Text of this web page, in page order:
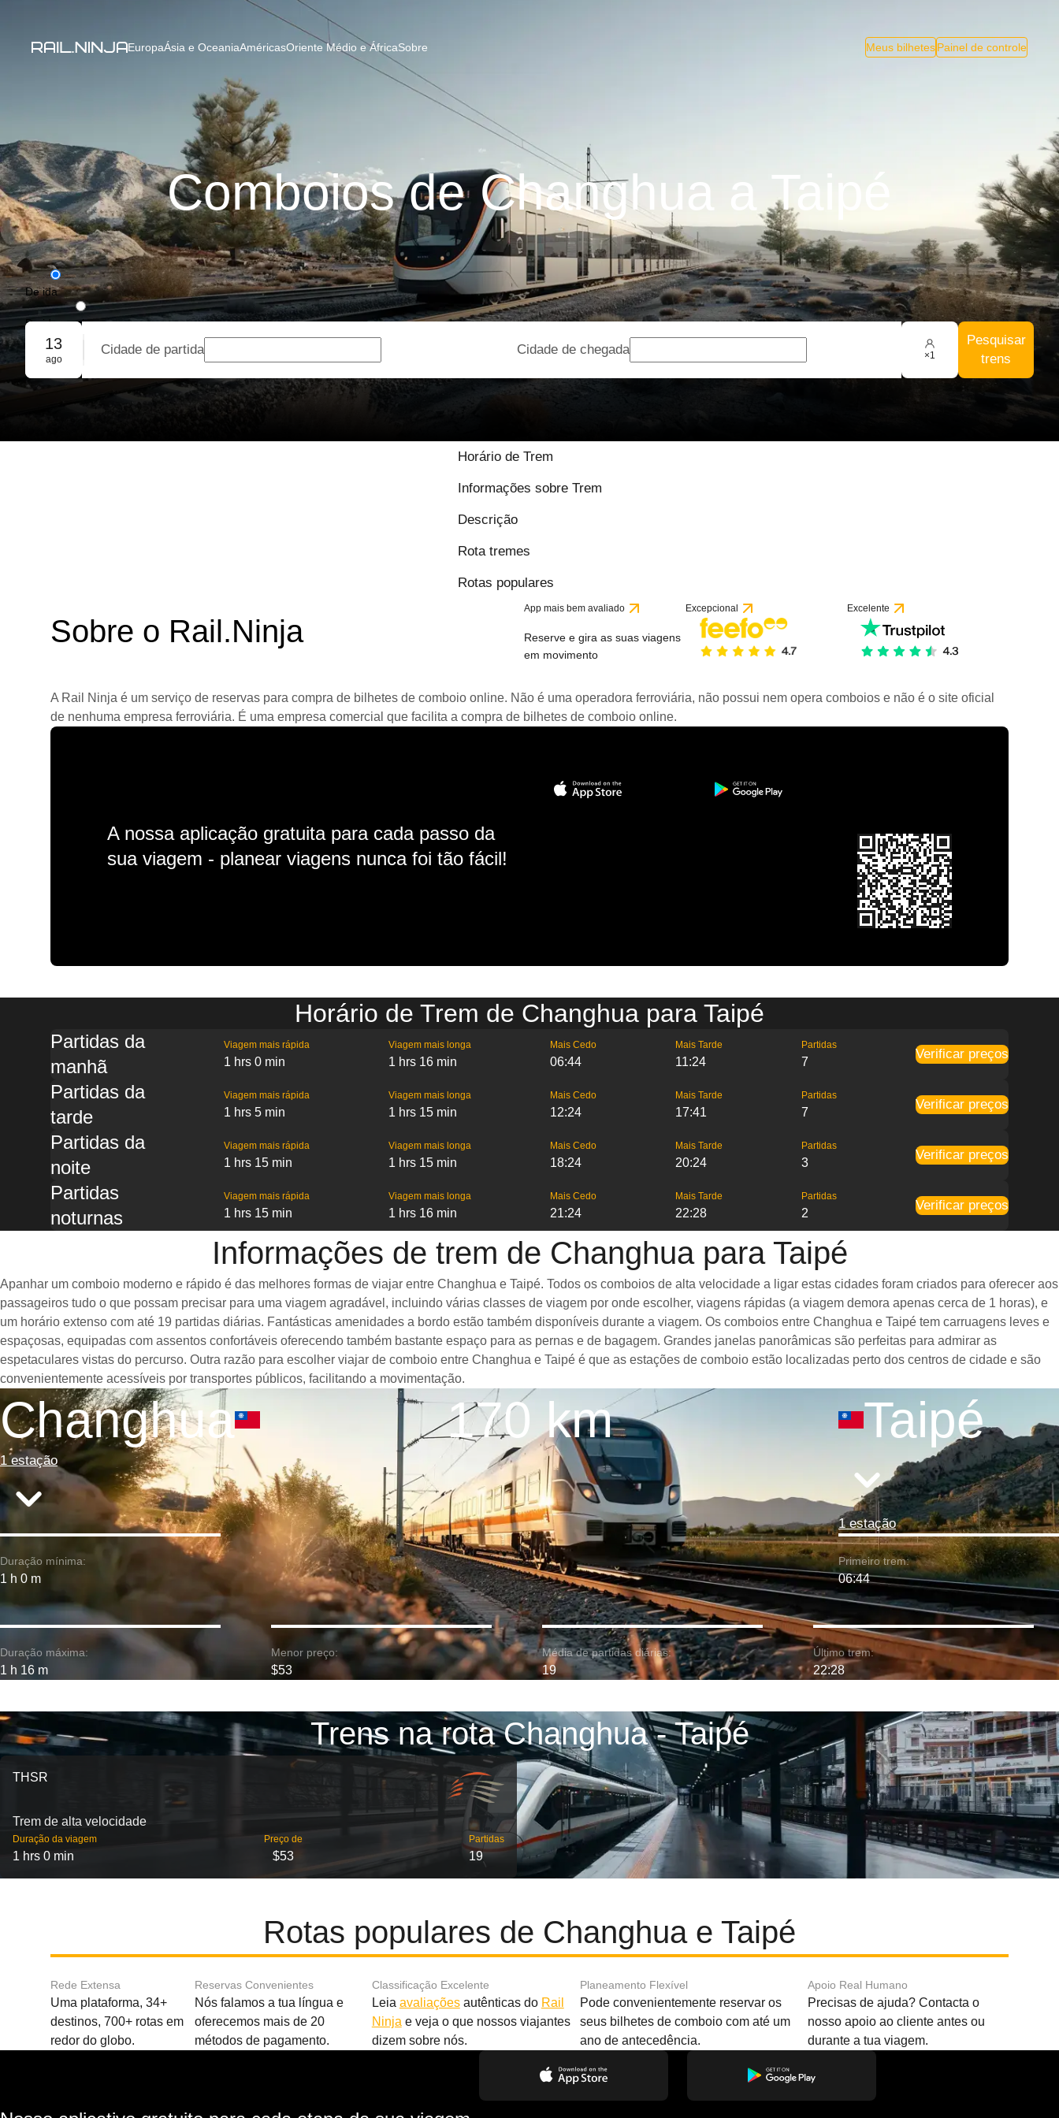
EuropaÁsia e OceaniaAméricasOriente Médio e ÁfricaSobre Meus bilhetesPainel de controle
Comboios de Changhua a Taipé
De ida
De ida e volta
Reserva em grupo
13
ago
Cidade de partida Cidade de chegada ×1
Pesquisar
trens
Horário de Trem
Informações sobre Trem
Descrição
Rota tremes
Rotas populares
Sobre o Rail.Ninja
App mais bem avaliado
Reserve e gira as suas viagens
em movimento
Excepcional Excelente
A Rail Ninja é um serviço de reservas para compra de bilhetes de comboio online. Não é uma operadora ferroviária, não possui nem opera comboios e não é o site oficial
de nenhuma empresa ferroviária. É uma empresa comercial que facilita a compra de bilhetes de comboio online.
A nossa aplicação gratuita para cada passo da
sua viagem - planear viagens nunca foi tão fácil!
Horário de Trem de Changhua para Taipé
Partidas da
manhã
Viagem mais rápida
1 hrs 0 min
Viagem mais longa
1 hrs 16 min
Mais Cedo
06:44
Mais Tarde
11:24
Partidas
7
Verificar preços
Partidas da
tarde
Viagem mais rápida
1 hrs 5 min
Viagem mais longa
1 hrs 15 min
Mais Cedo
12:24
Mais Tarde
17:41
Partidas
7
Verificar preços
Partidas da
noite
Viagem mais rápida
1 hrs 15 min
Viagem mais longa
1 hrs 15 min
Mais Cedo
18:24
Mais Tarde
20:24
Partidas
3
Verificar preços
Partidas
noturnas
Viagem mais rápida
1 hrs 15 min
Viagem mais longa
1 hrs 16 min
Mais Cedo
21:24
Mais Tarde
22:28
Partidas
2
Verificar preços
Informações de trem de Changhua para Taipé
Apanhar um comboio moderno e rápido é das melhores formas de viajar entre Changhua e Taipé. Todos os comboios de alta velocidade a ligar estas cidades foram criados para oferecer aos
passageiros tudo o que possam precisar para uma viagem agradável, incluindo várias classes de viagem por onde escolher, viagens rápidas (a viagem demora apenas cerca de 1 horas), e
um horário extenso com até 19 partidas diárias. Fantásticas amenidades a bordo estão também disponíveis durante a viagem. Os comboios entre Changhua e Taipé tem carruagens leves e
espaçosas, equipadas com assentos confortáveis oferecendo também bastante espaço para as pernas e de bagagem. Grandes janelas panorâmicas são perfeitas para admirar as
espetaculares vistas do percurso. Outra razão para escolher viajar de comboio entre Changhua e Taipé é que as estações de comboio estão localizadas perto dos centros de cidade e são
convenientemente acessíveis por transportes públicos, facilitando a movimentação.
Changhua
1 estação
170 km Taipé
1 estação
Duração mínima:
1 h 0 m
Primeiro trem:
06:44
Duração máxima:
1 h 16 m
Menor preço:
$53
Média de partidas diárias:
19
Último trem:
22:28
Trens na rota Changhua - Taipé
THSR
Trem de alta velocidade
Duração da viagem
1 hrs 0 min
Preço de
$53
Partidas
19
Rotas populares de Changhua e Taipé
Rede Extensa
Uma plataforma, 34+
destinos, 700+ rotas em
redor do globo.
Reservas Convenientes
Nós falamos a tua língua e
oferecemos mais de 20
métodos de pagamento.
Classificação Excelente
Leia avaliaçõesautênticas do Rail
Ninja e veja o que nossos viajantes
dizem sobre nós.
Planeamento Flexível
Pode convenientemente reservar os
seus bilhetes de comboio com até um
ano de antecedência.
Apoio Real Humano
Precisas de ajuda? Contacta o
nosso apoio ao cliente antes ou
durante a tua viagem.